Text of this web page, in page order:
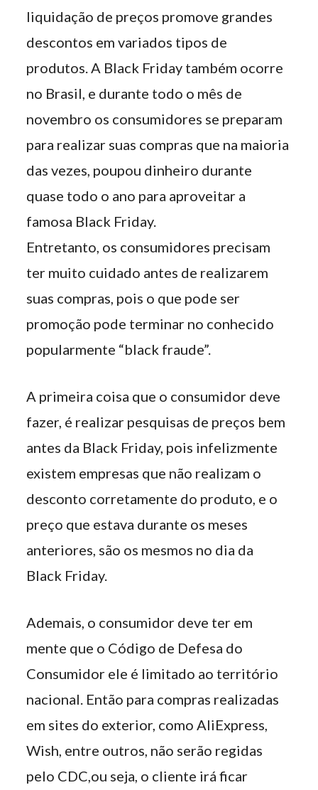
liquidação de preços promove grandes
descontos em variados tipos de
produtos. A Black Friday também ocorre
no Brasil, e durante todo o mês de
novembro os consumidores se preparam
para realizar suas compras que na maioria
das vezes, poupou dinheiro durante
quase todo o ano para aproveitar a
famosa Black Friday.
Entretanto, os consumidores precisam
ter muito cuidado antes de realizarem
suas compras, pois o que pode ser
promoção pode terminar no conhecido
popularmente “black fraude”.
A primeira coisa que o consumidor deve
fazer, é realizar pesquisas de preços bem
antes da Black Friday, pois infelizmente
existem empresas que não realizam o
desconto corretamente do produto, e o
preço que estava durante os meses
anteriores, são os mesmos no dia da
Black Friday.
Ademais, o consumidor deve ter em
mente que o Código de Defesa do
Consumidor ele é limitado ao território
nacional. Então para compras realizadas
em sites do exterior, como AliExpress,
Wish, entre outros, não serão regidas
pelo CDC,ou seja, o cliente irá ficar